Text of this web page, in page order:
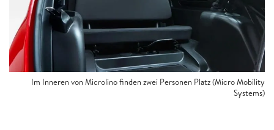
Im Inneren von Microlino finden zwei Personen Platz (Micro Mobility
Systems)